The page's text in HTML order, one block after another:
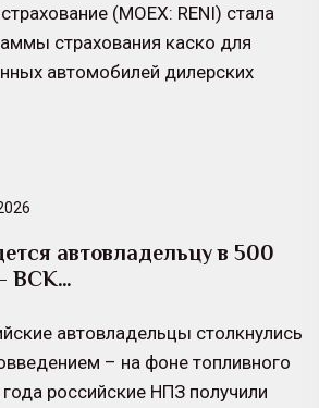
(MOEX: RENI) стала
страхования каско для
автомобилей дилерских
автовладельцу в 500
ВСК…
автовладельцы столкнулись
– на фоне топливного
российские НПЗ получили